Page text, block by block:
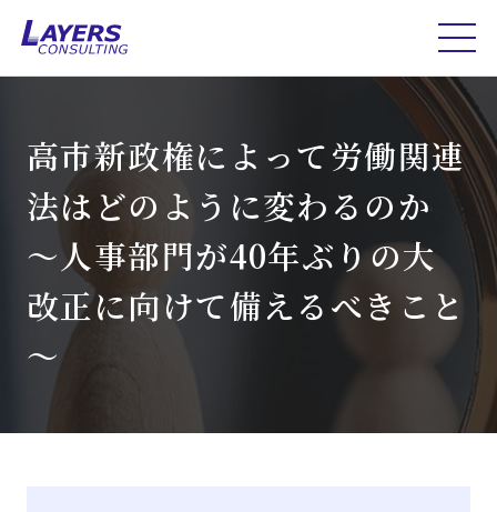
高市新政権によって労働関連
法はどのように変わるのか
～人事部門が40年ぶりの大
改正に向けて備えるべきこと
～